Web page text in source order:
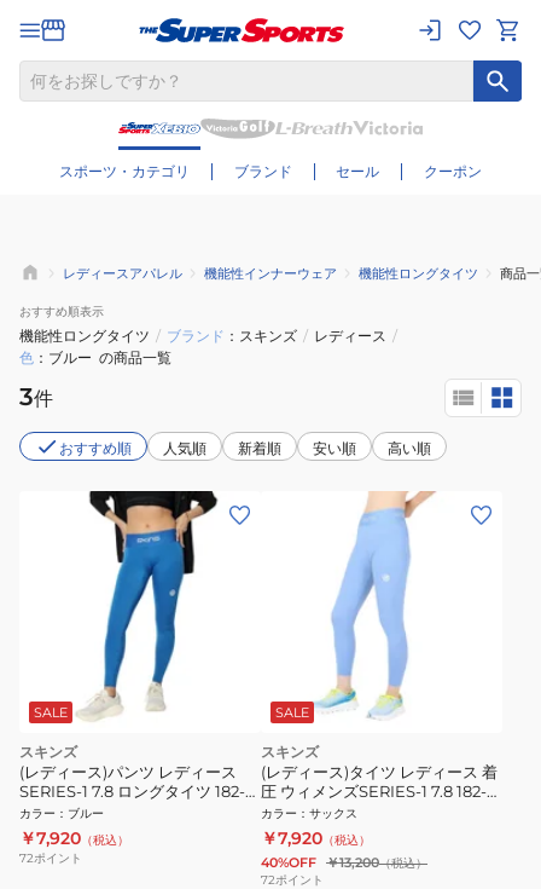
スポーツ・カテゴリ ブランド セール クーポン
さらに絞り込む
レディースアパレル 機能性インナーウェア 機能性ロングタイツ 商品
おすすめ順表示
機能性ロングタイツ / ブランド スキンズ / レディース /
色
ブルー の商品一覧
3件
おすすめ順 人気順 新着順 安い順 高い順
SALE
スキンズ
(レディース)パンツ レディース
SERIES-1 7.8 ロングタイツ 182-
70110-095
カラー ： ブルー
￥7,920 （税込）
72ポイント
SALE
スキンズ
(レディース)タイツ レディース 着
圧 ウィメンズSERIES-1 7.8 182-
70110-091
カラー ： サックス
￥7,920 （税込）
40%OFF ￥13,200（税込）
72ポイント